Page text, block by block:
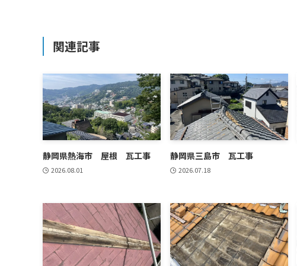
関連記事
静岡県熱海市 屋根 瓦工事
2026.08.01
静岡県三島市 瓦工事
2026.07.18